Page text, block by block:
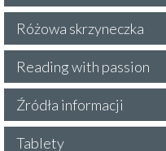
Różowa skrzyneczka
Reading with passion
Źródła informacji
Tablety